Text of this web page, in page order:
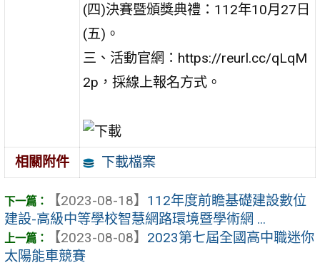
(四)決賽暨頒獎典禮：112年10月27日
(五)。
三、活動官網：https://reurl.cc/qLqM
2p，採線上報名方式。
相關附件 下載檔案
【2023-08-18】 112年度前瞻基礎建設數位
建設-高級中等學校智慧網路環境暨學術網 ...
【2023-08-08】 2023第七屆全國高中職迷你
太陽能車競賽